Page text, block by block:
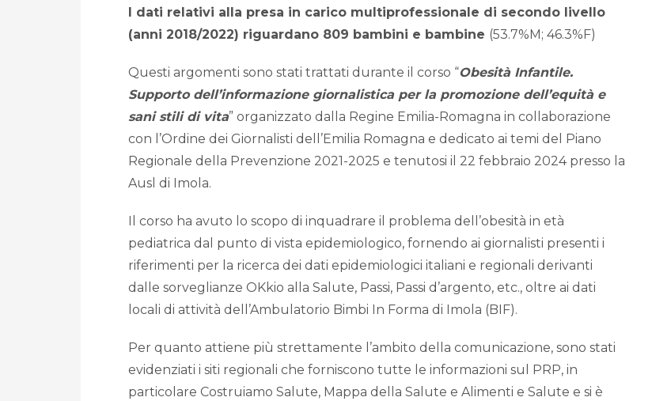
I dati relativi alla presa in carico multiprofessionale di secondo livello
(anni 2018/2022) riguardano 809 bambini e bambine (53.7%M; 46.3%F)
Questi argomenti sono stati trattati durante il corso “Obesità Infantile.
Supporto dell’informazione giornalistica per la promozione dell’equità e
sani stili di vita” organizzato dalla Regine Emilia-Romagna in collaborazione
con l’Ordine dei Giornalisti dell’Emilia Romagna e dedicato ai temi del Piano
Regionale della Prevenzione 2021-2025 e tenutosi il 22 febbraio 2024 presso la
Ausl di Imola.
Il corso ha avuto lo scopo di inquadrare il problema dell’obesità in età
pediatrica dal punto di vista epidemiologico, fornendo ai giornalisti presenti i
riferimenti per la ricerca dei dati epidemiologici italiani e regionali derivanti
dalle sorveglianze OKkio alla Salute, Passi, Passi d’argento, etc., oltre ai dati
locali di attività dell’Ambulatorio Bimbi In Forma di Imola (BIF).
Per quanto attiene più strettamente l’ambito della comunicazione, sono stati
evidenziati i siti regionali che forniscono tutte le informazioni sul PRP, in
particolare Costruiamo Salute, Mappa della Salute e Alimenti e Salute e si è